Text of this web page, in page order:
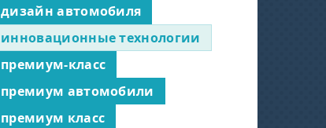
дизайн автомобиля
инновационные технологии
премиум-класс
премиум автомобили
премиум класс